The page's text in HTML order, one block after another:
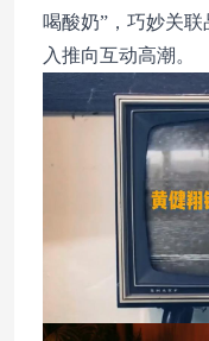
喝酸奶”，巧妙关
入推向互动高潮。